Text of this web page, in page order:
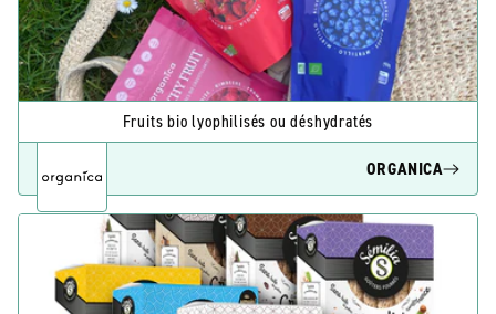
Fruits bio lyophilisés ou déshydratés
ORGANICA